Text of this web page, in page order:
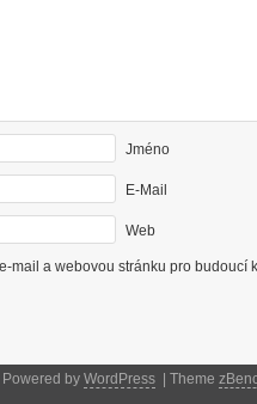
Jméno
E-Mail
Web
mail a webovou stránku pro budoucí
by WordPress | Theme